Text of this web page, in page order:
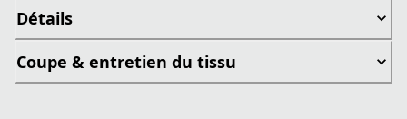
Détails
Coupe & entretien du tissu